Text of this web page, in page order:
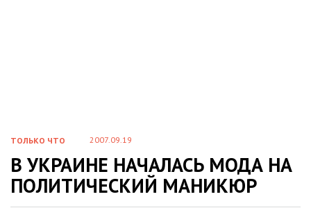
ТОЛЬКО ЧТО 2007.09.19
В УКРАИНЕ НАЧАЛАСЬ МОДА НА
ПОЛИТИЧЕСКИЙ МАНИКЮР